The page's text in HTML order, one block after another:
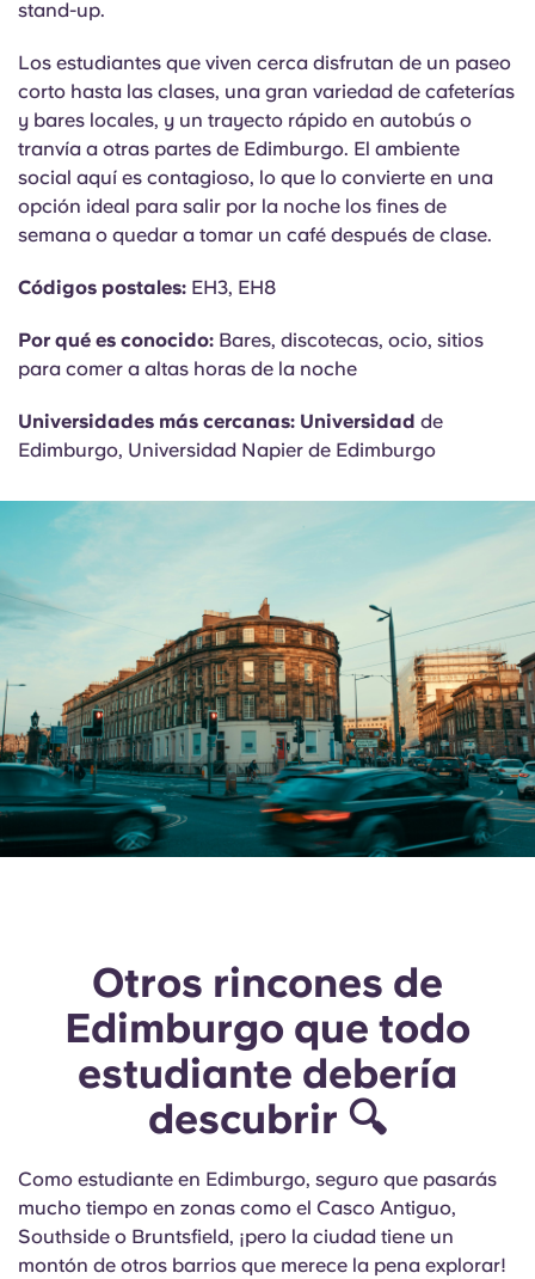
stand-up.
Los estudiantes que viven cerca disfrutan de un paseo
corto hasta las clases, una gran variedad de cafeterías
y bares locales, y un trayecto rápido en autobús o
tranvía a otras partes de Edimburgo. El ambiente
social aquí es contagioso, lo que lo convierte en una
opción ideal para salir por la noche los fines de
semana o quedar a tomar un café después de clase.
Códigos postales: EH3, EH8
Por qué es conocido: Bares, discotecas, ocio, sitios
para comer a altas horas de la noche
Universidades más cercanas: Universidad de
Edimburgo, Universidad Napier de Edimburgo
Otros rincones de
Edimburgo que todo
estudiante debería
descubrir 🔍
Como estudiante en Edimburgo, seguro que pasarás
mucho tiempo en zonas como el Casco Antiguo,
Southside o Bruntsfield, ¡pero la ciudad tiene un
montón de otros barrios que merece la pena explorar!